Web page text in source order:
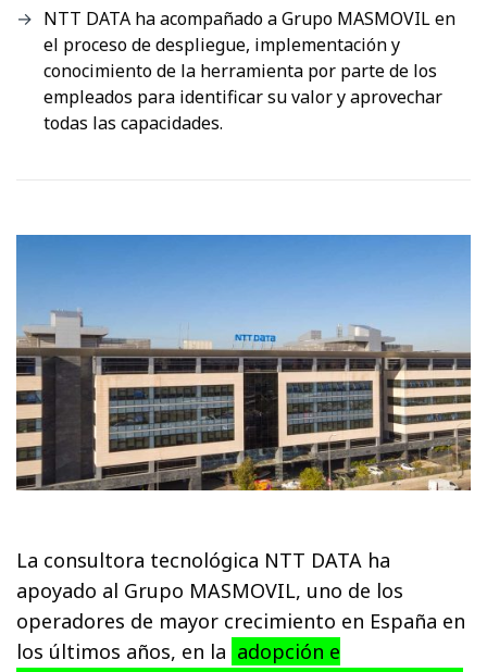
NTT DATA ha acompañado a Grupo MASMOVIL en
el proceso de despliegue, implementación y
conocimiento de la herramienta por parte de los
empleados para identificar su valor y aprovechar
todas las capacidades.
La consultora tecnológica NTT DATA ha
apoyado al Grupo MASMOVIL, uno de los
operadores de mayor crecimiento en España en
los últimos años, en la adopción e